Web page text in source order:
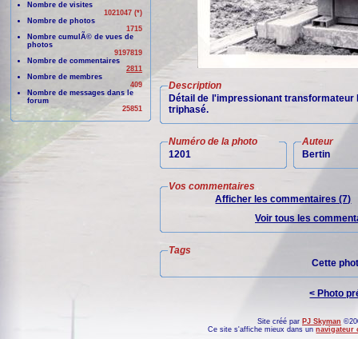
Nombre de visites
1021047 (*)
Nombre de photos
1715
Nombre cumulÃ© de vues de
photos
9197819
Nombre de commentaires
2811
Nombre de membres
409
Nombre de messages dans le
forum
25851
Description
Détail de l'impressionant transformateur
triphasé.
Numéro de la photo
1201
Auteur
Bertin
Vos commentaires
Afficher les commentaires (7)
Voir tous les
Tags
Cette
< Photo
Site créé par PJ Skyman
Ce site s'affiche mieux dans unnavigateur